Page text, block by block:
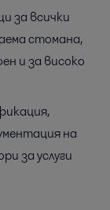
за всички
стомана,
и за високо
на
за услуги